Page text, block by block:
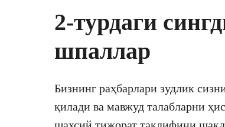
2-турдаги
шпаллар
Бизнинг раҳбарлари зудлик
қилади ва мавжуд талабларни